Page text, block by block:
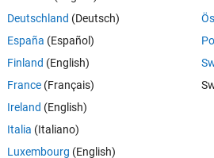
Deutschland (Deutsch)
España (Español)
Finland (English)
France (Français)
Ireland (English)
Italia (Italiano)
Luxembourg (English)